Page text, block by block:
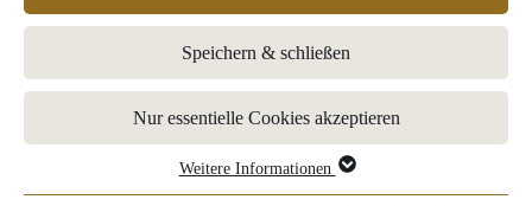
Zimmer & Angebote Submenu for "Zimmer & Angebote"
Zusätzliche Extras
Lunches
Restaurants
Speichern & schließen
Nur essentielle Cookies akzeptieren
Weitere Informationen